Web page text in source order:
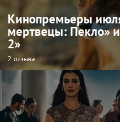
Кинопремьеры
мертвецы: Пекло»
2»
2 отзыва